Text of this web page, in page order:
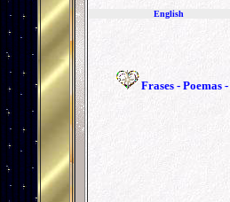
English
Frases - Poemas -